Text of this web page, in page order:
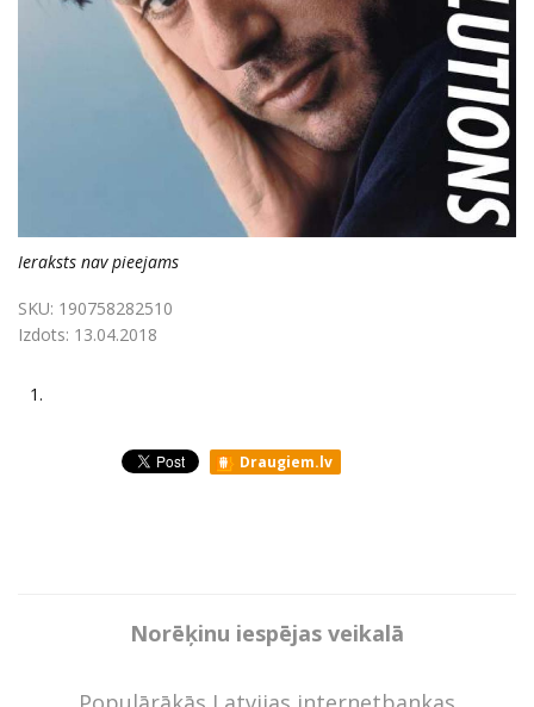
Ieraksts nav pieejams
SKU: 190758282510
Izdots: 13.04.2018
1.
Draugiem.lv
Norēķinu iespējas veikalā